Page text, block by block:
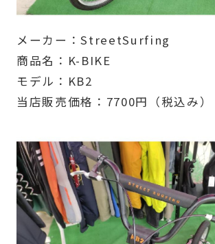
メーカー：StreetSurfing
商品名：K-BIKE
モデル：KB2
当店販売価格：7700円（税込み）